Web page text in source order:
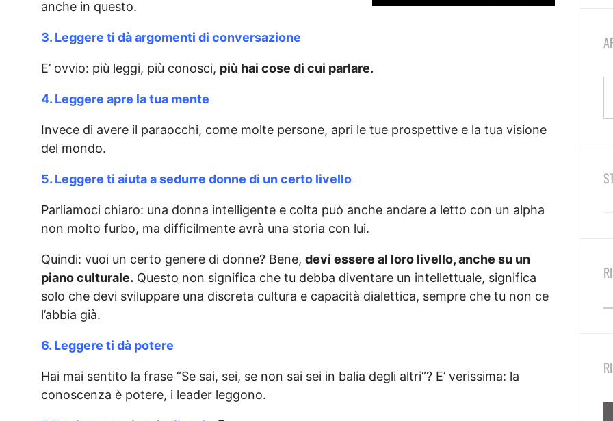
anche in questo.
3. Leggere ti dà argomenti di conversazione
E’ ovvio: più leggi, più conosci, più hai cose di cui parlare.
4. Leggere apre la tua mente
Invece di avere il paraocchi, come molte persone, apri le tue prospettive e la tua visione
del mondo.
5. Leggere ti aiuta a sedurre donne di un certo livello
Parliamoci chiaro: una donna intelligente e colta può anche andare a letto con un alpha
non molto furbo, ma difficilmente avrà una storia con lui.
Quindi: vuoi un certo genere di donne? Bene,devi essere al loro livello, anche su un
piano culturale. Questo non significa che tu debba diventare un intellettuale, significa
solo che devi sviluppare una discreta cultura e capacità dialettica, sempre che tu non ce
l’abbia già.
6. Leggere ti dà potere
Hai mai sentito la frase “Se sai, sei, se non sai sei in balia degli altri”? E’ verissima: la
conoscenza è potere, i leader leggono.